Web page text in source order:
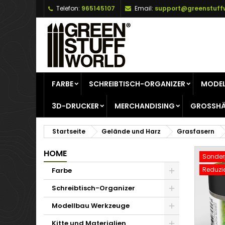
Telefon: 965145107 Email:
FARBE SCHREIBTISCH-ORGANIZER
3D-DRUCKER MERCHANDISING
Startseite Gelände und Harz Grasfasern
HOME
Farbe
Schreibtisch-Organizer
Modellbau Werkzeuge